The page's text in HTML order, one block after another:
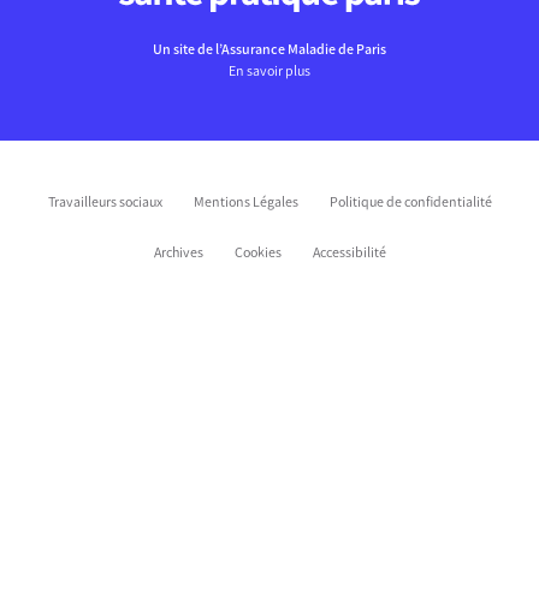
Un site de l’Assurance Maladie de Paris
En savoir plus
Travailleurs sociaux Mentions Légales Politique de confidentialité
Archives Cookies Accessibilité